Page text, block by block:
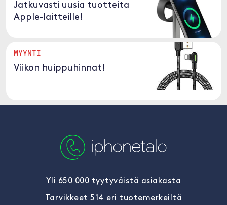
Jatkuvasti uusia tuotteita
Apple-laitteille!
MYYNTI
Viikon huippuhinnat!
Yli 650 000 tyytyväistä asiakasta
Tarvikkeet 514 eri tuotemerkeiltä